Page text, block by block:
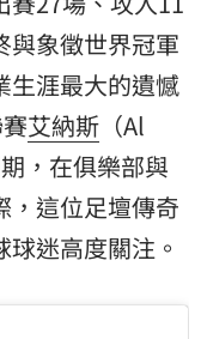
與象徵世界冠軍
生涯最大的遺憾
艾納斯 （Al
，在俱樂部與
，這位足壇傳奇
迷高度關注。